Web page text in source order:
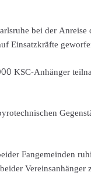
bei der
Einsatzkräfte
KSC-Anhänger
Fangemeinden